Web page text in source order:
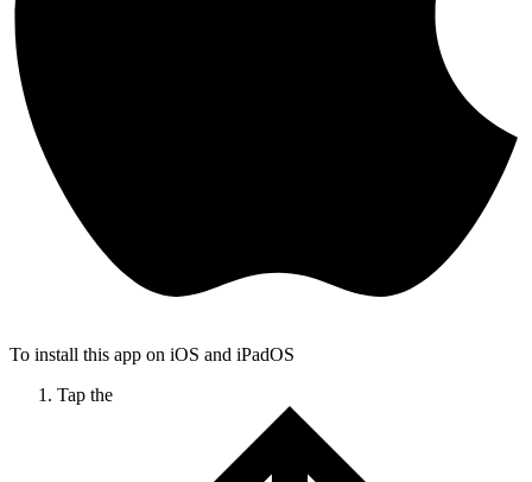
To install this app on iOS and iPadOS
Tap the